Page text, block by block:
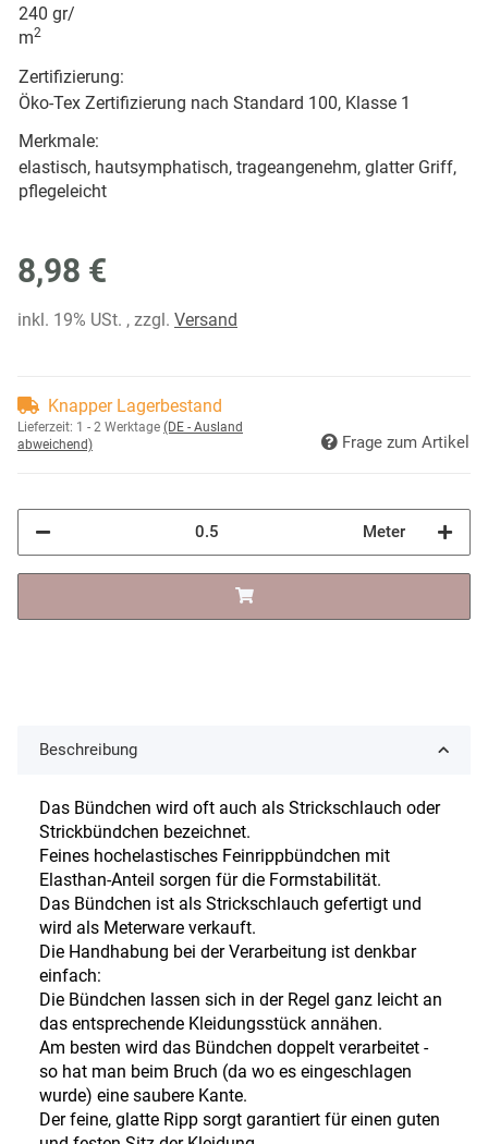
240 gr/
m2
Zertifizierung:
Öko-Tex Zertifizierung nach Standard 100, Klasse 1
Merkmale:
elastisch, hautsymphatisch, trageangenehm, glatter Griff,
pflegeleicht
8,98 €
inkl. 19% USt. , zzgl. Versand
Knapper Lagerbestand
Lieferzeit: 1 - 2 Werktage (DE - Ausland
abweichend)
Frage zum Artikel
Meter
Beschreibung
Das Bündchen wird oft auch als Strickschlauch oder
Strickbündchen bezeichnet.
Feines hochelastisches Feinrippbündchen mit
Elasthan-Anteil sorgen für die Formstabilität.
Das Bündchen ist als Strickschlauch gefertigt und
wird als Meterware verkauft.
Die Handhabung bei der Verarbeitung ist denkbar
einfach:
Die Bündchen lassen sich in der Regel ganz leicht an
das entsprechende Kleidungsstück annähen.
Am besten wird das Bündchen doppelt verarbeitet -
so hat man beim Bruch (da wo es eingeschlagen
wurde) eine saubere Kante.
Der feine, glatte Ripp sorgt garantiert für einen guten